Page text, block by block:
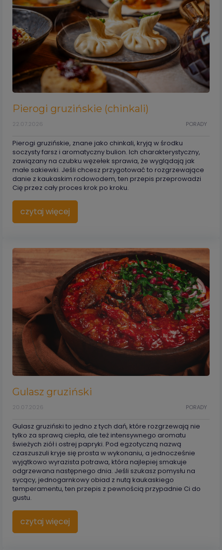
Pierogi gruzińskie (chinkali)
PORADY
22.07.2026
Pierogi gruzińskie, znane jako chinkali, kryją w środku
soczysty farsz i aromatyczny bulion. Ich charakterystyczny,
zawiązany na czubku węzełek sprawia, że wyglądają jak
małe sakiewki. Jeśli chcesz przygotować to rozgrzewające
danie z kaukaskim rodowodem, ten przepis przeprowadzi
Cię przez cały proces krok po kroku.
czytaj więcej
Gulasz gruziński
PORADY
20.07.2026
Gulasz gruziński to jedno z tych dań, które rozgrzewają nie
tylko za sprawą ciepła, ale też intensywnego aromatu
świeżych ziół i ostrej papryki. Pod egzotyczną nazwą
czaszuszuli kryje się prosta w wykonaniu, a jednocześnie
wyjątkowo wyrazista potrawa, która najlepiej smakuje
odgrzewana następnego dnia. Jeśli szukasz pomysłu na
sycący, jednogarnkowy obiad z nutą kaukaskiego
temperamentu, ten przepis z pewnością przypadnie Ci do
gustu.
czytaj więcej